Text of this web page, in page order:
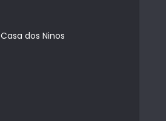
Casa dos Ninos